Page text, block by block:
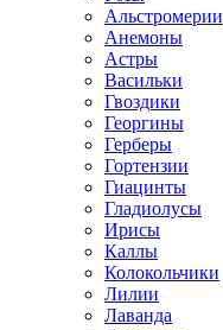
Альстромерии
Анемоны
Астры
Васильки
Гвоздики
Георгины
Герберы
Гортензии
Гиацинты
Гладиолусы
Ирисы
Каллы
Колокольчики
Лилии
Лаванда